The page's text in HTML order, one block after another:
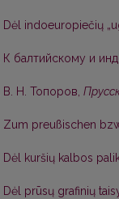
Dėl indoeuropiečių
К балтийскому и
В. Н. Топоров,
Zum preußischen
Dėl kuršių kalbos
Dėl prūsų grafinių